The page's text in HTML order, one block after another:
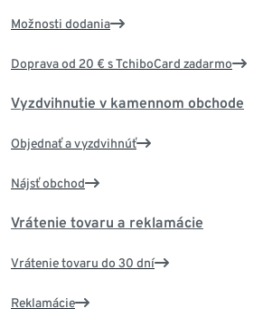
Možnosti dodania
Doprava od 20 € s TchiboCard zadarmo
Vyzdvihnutie v kamennom obchode
Objednať a vyzdvihnúť
Nájsť obchod
Vrátenie tovaru a reklamácie
Vrátenie tovaru do 30 dní
Reklamácie